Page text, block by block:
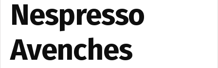
Nespresso
Avenches